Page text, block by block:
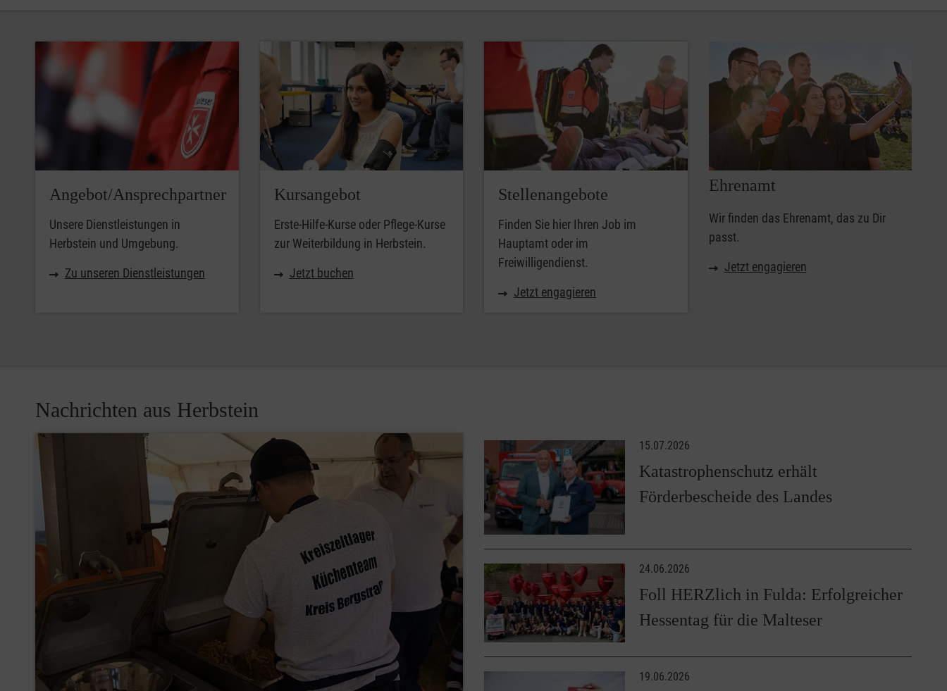
Angebot/Ansprechpartner
Unsere Dienstleistungen in
Herbstein und Umgebung.
Zu unseren Dienstleistungen
Kursangebot
Erste-Hilfe-Kurse oder Pflege-Kurse
zur Weiterbildung in Herbstein.
Jetzt buchen
Stellenangebote
Finden Sie hier Ihren Job im
Hauptamt oder im
Freiwilligendienst.
Jetzt engagieren
Ehrenamt
Wir finden das Ehrenamt, das zu Dir
passt.
Jetzt engagieren
Nachrichten aus Herbstein
15.07.2026
Katastrophenschutz erhält
Förderbescheide des Landes
24.06.2026
Foll HERZlich in Fulda: Erfolgreicher
Hessentag für die Malteser
19.06.2026